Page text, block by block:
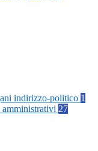
indirizzo-politico 1
27